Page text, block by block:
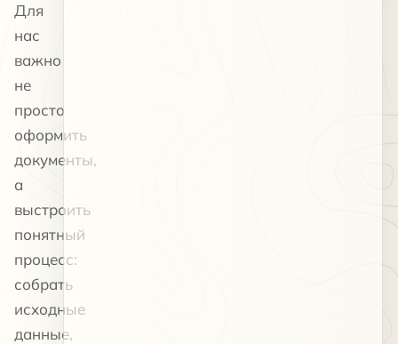
Для
нас
важно
не
просто
оформить
документы,
а
выстроить
понятный
процесс:
собрать
исходные
данные,